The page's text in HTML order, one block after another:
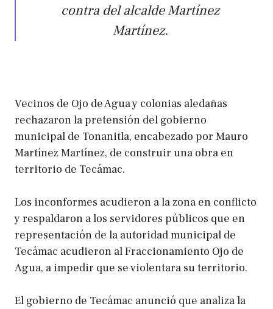
contra del alcalde Martínez
Martínez.
Vecinos de Ojo de Agua y colonias aledañas
rechazaron la pretensión del gobierno
municipal de Tonanitla, encabezado por Mauro
Martínez Martínez, de construir una obra en
territorio de Tecámac.
Los inconformes acudieron a la zona en conflicto
y respaldaron a los servidores públicos que en
representación de la autoridad municipal de
Tecámac acudieron al Fraccionamiento Ojo de
Agua, a impedir que se violentara su territorio.
El gobierno de Tecámac anunció que analiza la